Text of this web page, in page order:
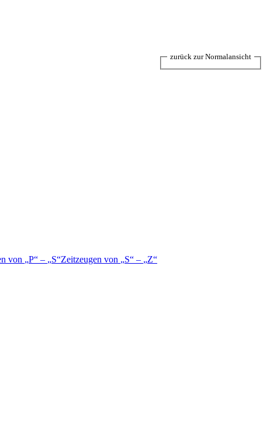
von P – S Zeitzeugen von S –
Z
zurück zur Normalansicht